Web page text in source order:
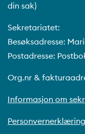
din sak)
Sekretariatet:
Besøksadresse:
Postadresse:
Org.nr &
Informasjon om
Personvernerklæring